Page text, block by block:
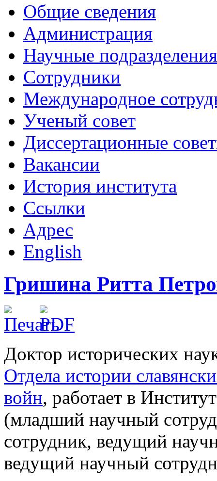
Общие сведения
Администрация
Научные подразделения
Сотрудники
Международное
Ученый совет
Диссертационные
Вакансии
История института
Ссылки
Адрес
English
Гришина Ритта
Доктор исторических
Отдела истории
войн, работает в
(младший научный
сотрудник, ведущий
ведущий научный